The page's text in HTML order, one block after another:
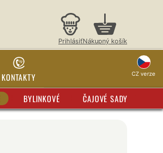
PrihlásiťNákupný košík
KONTAKTY CZ verze
BYLINKOVÉ ČAJOVÉ SADY